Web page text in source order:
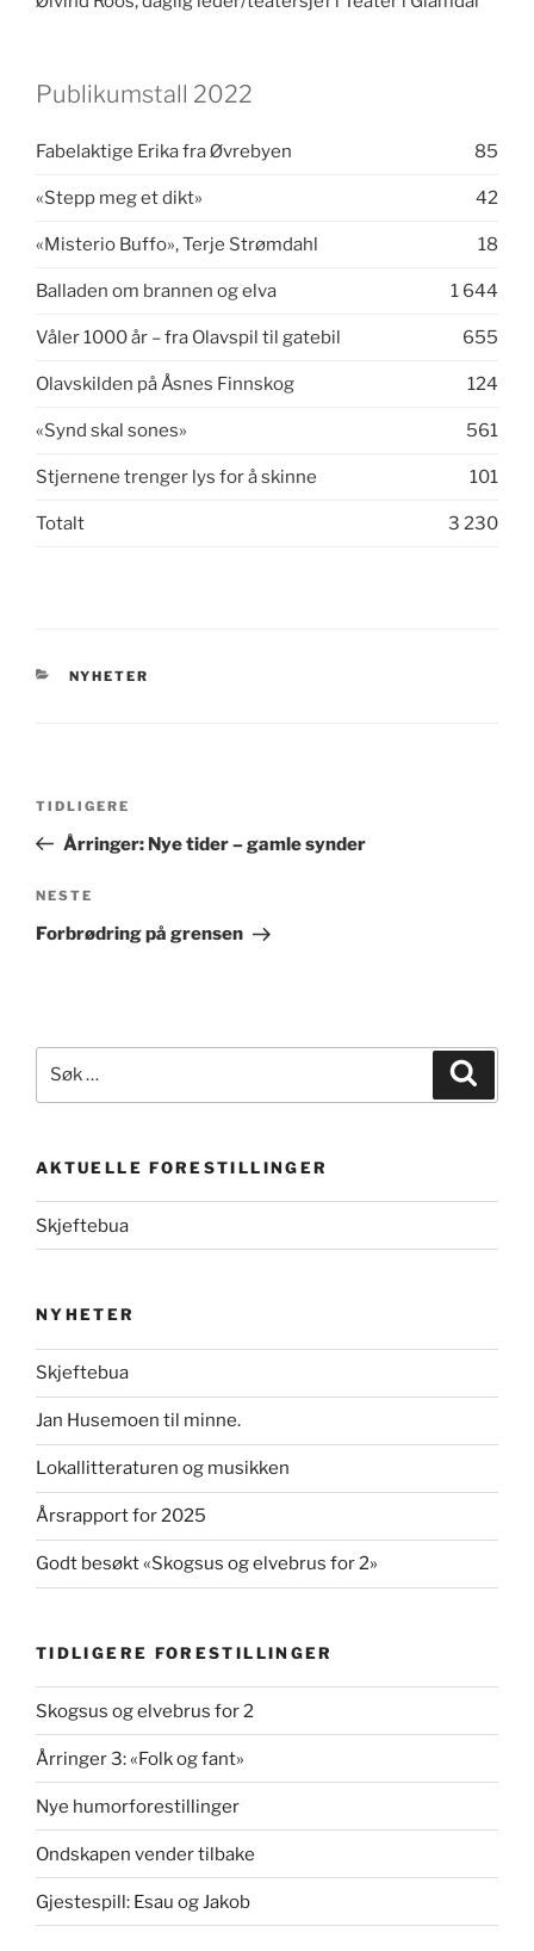
Publikumstall 2022
Fabelaktige Erika fra Øvrebyen 85
«Stepp meg et dikt» 42
«Misterio Buffo», Terje Strømdahl 18
Balladen om brannen og elva 1 644
Våler 1000 år – fra Olavspil til gatebil 655
Olavskilden på Åsnes Finnskog 124
«Synd skal sones» 561
Stjernene trenger lys for å skinne 101
Totalt 3 230
KATEGORIER
NYHETER
Forrige
innlegg
TIDLIGERE
Årringer: Nye tider – gamle synder
Neste
innlegg
NESTE
Forbrødring på grensen
etter:
AKTUELLE FORESTILLINGER
Skjeftebua
NYHETER
Skjeftebua
Jan Husemoen til minne.
Lokallitteraturen og musikken
Årsrapport for 2025
Godt besøkt «Skogsus og elvebrus for 2»
TIDLIGERE FORESTILLINGER
Skogsus og elvebrus for 2
Årringer 3: «Folk og fant»
Nye humorforestillinger
Ondskapen vender tilbake
Gjestespill: Esau og Jakob